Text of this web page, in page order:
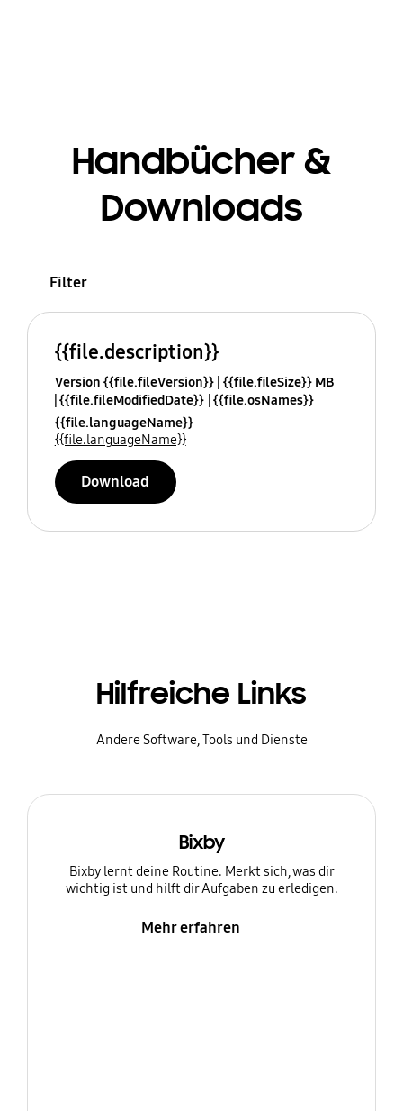
Handbücher &
Downloads
Filter
{{file.description}}
Version {{file.fileVersion}} {{file.fileSize}} MB
{{file.fileModifiedDate}} {{file.osNames}}
{{file.languageName}}
{{file.languageName}}
Download
Hilfreiche Links
Andere Software, Tools und Dienste
Bixby
Bixby lernt deine Routine. Merkt sich, was dir
wichtig ist und hilft dir Aufgaben zu erledigen.
Mehr erfahren